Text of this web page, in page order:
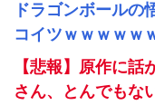
ドラゴンボールの
コイツｗｗｗｗｗ
【悲報】原作に
さん、とんでもな